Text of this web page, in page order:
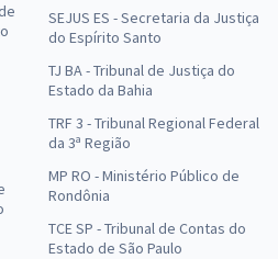
SEJUS ES - Secretaria da Justiça
do Espírito Santo
TJ BA - Tribunal de Justiça do
Estado da Bahia
TRF 3 - Tribunal Regional Federal
da 3ª Região
MP RO - Ministério Público de
Rondônia
TCE SP - Tribunal de Contas do
Estado de São Paulo